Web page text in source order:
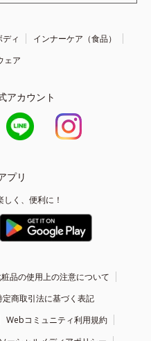
ィ
インナーケア（食品）
ェア
アカウント
プリ
く、便利に！
品の使用上の注意について
定商取引法に基づく表記
Webコミュニティ利用規約